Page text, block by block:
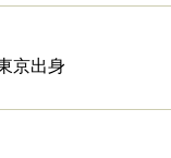
京出身